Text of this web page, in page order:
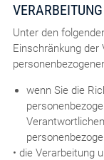
VERARBEITUNG
Unter den
Einschränkung der
wenn Sie die
• die Verarbeitung